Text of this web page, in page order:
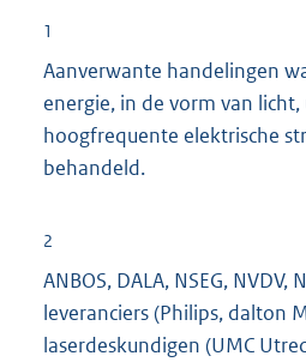
1
Aanverwante handelingen
energie, in de vorm van
hoogfrequente elektrische
behandeld.
2
ANBOS, DALA, NSEG,
leveranciers (Philips, dalton
laserdeskundigen (UMC